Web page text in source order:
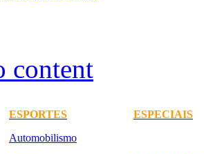
content
ESPORTES
Automobilismo
ESPECIAIS